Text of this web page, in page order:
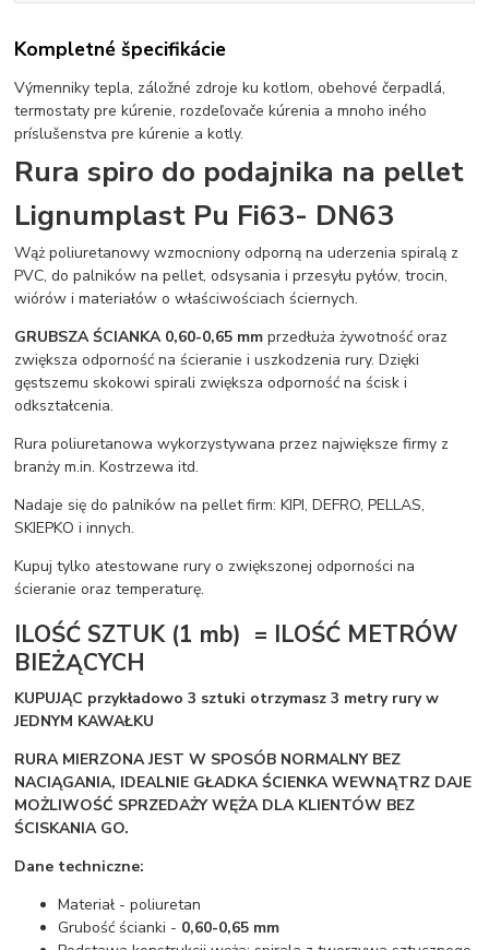
Kompletné špecifikácie
Výmenniky tepla, záložné zdroje ku kotlom, obehové čerpadlá,
termostaty pre kúrenie, rozdeľovače kúrenia a mnoho iného
príslušenstva pre kúrenie a kotly.
Rura spiro do podajnika na pellet
Lignumplast Pu Fi63- DN63
Wąż poliuretanowy wzmocniony odporną na uderzenia spiralą z
PVC, do palników na pellet, odsysania i przesyłu pyłów, trocin,
wiórów i materiałów o właściwościach ściernych.
GRUBSZA ŚCIANKA 0,60-0,65 mm przedłuża żywotność oraz
zwiększa odporność na ścieranie i uszkodzenia rury. Dzięki
gęstszemu skokowi spirali zwiększa odporność na ścisk i
odkształcenia.
Rura poliuretanowa wykorzystywana przez największe firmy z
branży m.in. Kostrzewa itd.
Nadaje się do palników na pellet firm: KIPI, DEFRO, PELLAS,
SKIEPKO i innych.
Kupuj tylko atestowane rury o zwiększonej odporności na
ścieranie oraz temperaturę.
ILOŚĆ SZTUK (1 mb) = ILOŚĆ METRÓW
BIEŻĄCYCH
KUPUJĄC przykładowo 3 sztuki otrzymasz 3 metry rury w
JEDNYM KAWAŁKU
RURA MIERZONA JEST W SPOSÓB NORMALNY BEZ
NACIĄGANIA, IDEALNIE GŁADKA ŚCIENKA WEWNĄTRZ DAJE
MOŻLIWOŚĆ SPRZEDAŻY WĘŻA DLA KLIENTÓW BEZ
ŚCISKANIA GO.
Dane techniczne:
Materiał - poliuretan
Grubość ścianki - 0,60-0,65 mm